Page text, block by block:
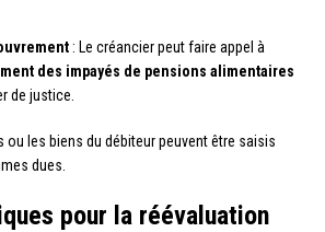
: Le créancier peut faire appel à
des impayés de pensions alimentaires
de justice.
ou les biens du débiteur peuvent être saisis
dues.
pour la réévaluation